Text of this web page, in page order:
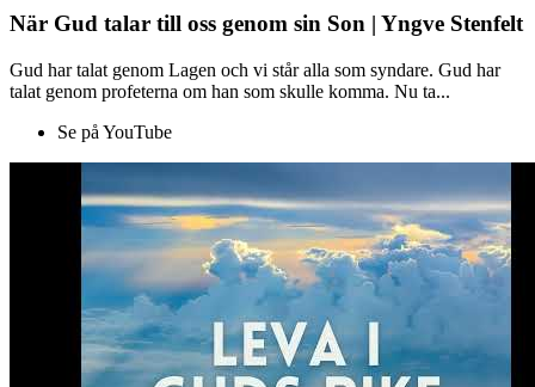
När Gud talar till oss genom sin Son | Yngve Stenfelt
Gud har talat genom Lagen och vi står alla som syndare. Gud har
talat genom profeterna om han som skulle komma. Nu ta...
Se på YouTube